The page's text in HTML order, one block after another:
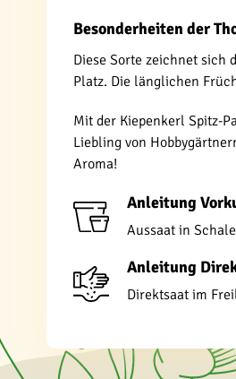
Besonderheiten der
Diese Sorte zeichnet sich
Platz. Die länglichen
Mit der Kiepenkerl Spitz-
Liebling von
Aroma!
Anleitung
Aussaat in
Anleitung
Direktsaat im